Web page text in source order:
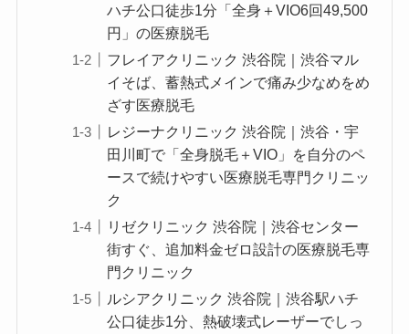
ハチ公口徒歩1分「全身＋VIO6回49,500
円」の医療脱毛
フレイアクリニック 渋谷院｜渋谷マル
イそば、蓄熱式メインで痛み少なめをめ
ざす医療脱毛
レジーナクリニック 渋谷院｜渋谷・宇
田川町で「全身脱毛＋VIO」を自分のペ
ースで続けやすい医療脱毛専門クリニッ
ク
リゼクリニック 渋谷院｜渋谷センター
街すぐ、追加料金ゼロ設計の医療脱毛専
門クリニック
ルシアクリニック 渋谷院｜渋谷駅ハチ
公口徒歩1分、熱破壊式レーザーでしっ